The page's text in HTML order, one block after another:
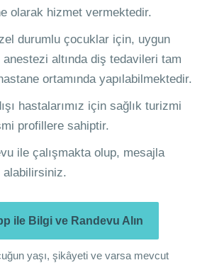
olarak hizmet vermektedir.
durumlu çocuklar için, uygun
altında diş tedavileri tam
ortamında yapılabilmektedir.
hastalarımız için sağlık turizmi
profillere sahiptir.
ile çalışmakta olup, mesajla
alabilirsiniz.
ile Bilgi ve Randevu Alın
yaşı, şikâyeti ve varsa mevcut